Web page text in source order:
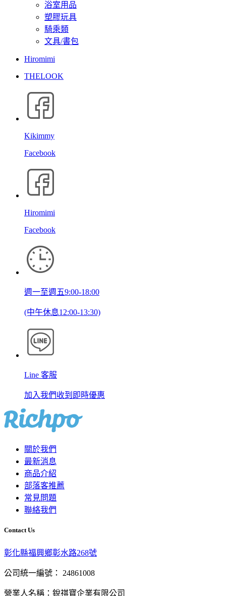
浴室用品
塑膠玩具
騎乘類
文具/書包
Hiromimi
THELOOK
Kikimmy
Facebook
Hiromimi
Facebook
週一至週五9:00-18:00
(中午休息12:00-13:30)
Line 客服
加入我們收到即時優惠
關於我們
最新消息
商品介紹
部落客推薦
常見問題
聯絡我們
Contact Us
彰化縣福興鄉彰水路268號
公司統一編號： 24861008
營業人名稱：銳祺寶企業有限公司